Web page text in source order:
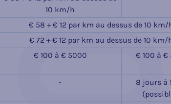
10 km/h
€ 58 + € 12 par km au dessus de 10 km/
€ 72 + € 12 par km au dessus de 10 km/
€ 100 à € 5000 € 100 à €
-
8 jours à